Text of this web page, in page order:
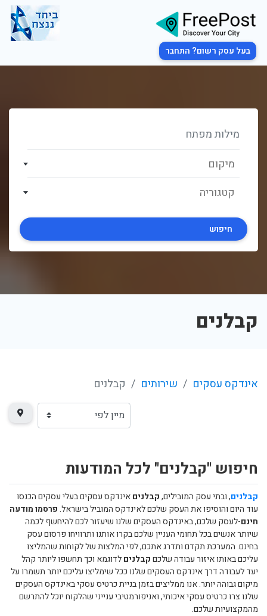
בעל עסק רשום? התחבר
מיקום
קטגוריה
חיפוש
קבלנים
אינדקס עסקים שירותים קבלנים
חיפוש "קבלנים" לכל המודעות
קבלנים, ובתי עסק המובילים,קבלניםאינדקס עסקים בעלי עסקים הכנסו
עוד היום והוסיפו את העסק שלכם לאינדקס המוביל בישראל.פרסמו מודעה
חינם-לעסק שלכם, באינדקס העסקים שלנו שיעזור לכם להיחשף לכמה
שיותר אנשים בכל תחומי העניין שלכם בקרו אותנו ותרוויחו פרסום עסק
בחינם. המערכת תקדם ותדרג אתכם, לפי המלצות של לקוחות שהמליצו
עליכם באותו איזור עבודה שלכםקבלניםלדוגמא וכך תחשפו ליותר קהל
יעד לעבודה דרך אינדקס העסקים שלנו ככל שימליצו עליכם יותר תשמרו על
מיקום גבוהה יותר. אנו ממליצים בזמן בניית כרטיס עסקי באינדקס העסקים
שלנו צרו כרטיס עסקי איכותי, ואניפורמטיבי ענייני שהלקוח יוכל להתרשם
מהמקצועיות שלכם.